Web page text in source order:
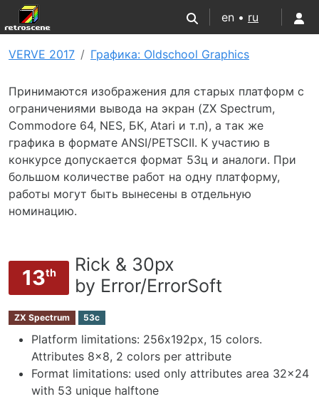
en • ru
VERVE 2017 Графика: Oldschool Graphics
Принимаются изображения для старых платформ с
ограничениями вывода на экран (ZX Spectrum,
Commodore 64, NES, БК, Atari и т.п), а так же
графика в формате ANSI/PETSCII. К участию в
конкурсе допускается формат 53ц и аналоги. При
большом количестве работ на одну платформу,
работы могут быть вынесены в отдельную
номинацию.
13th
Rick & 30px
by Error/ErrorSoft
ZX Spectrum 53c
Platform limitations: 256х192px, 15 colors.
Attributes 8x8, 2 colors per attribute
Format limitations: used only attributes area 32x24
with 53 unique halftone